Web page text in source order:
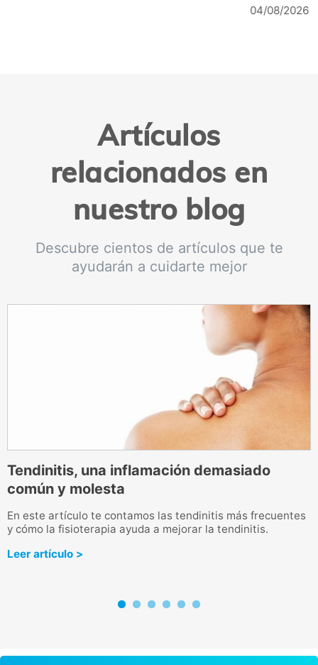
04/08/2026
Artículos
relacionados en
nuestro blog
Descubre cientos de artículos que te
ayudarán a cuidarte mejor
Tendinitis, una inflamación demasiado
común y molesta
En este artículo te contamos las tendinitis más frecuentes
y cómo la fisioterapia ayuda a mejorar la tendinitis.
Leer artículo >